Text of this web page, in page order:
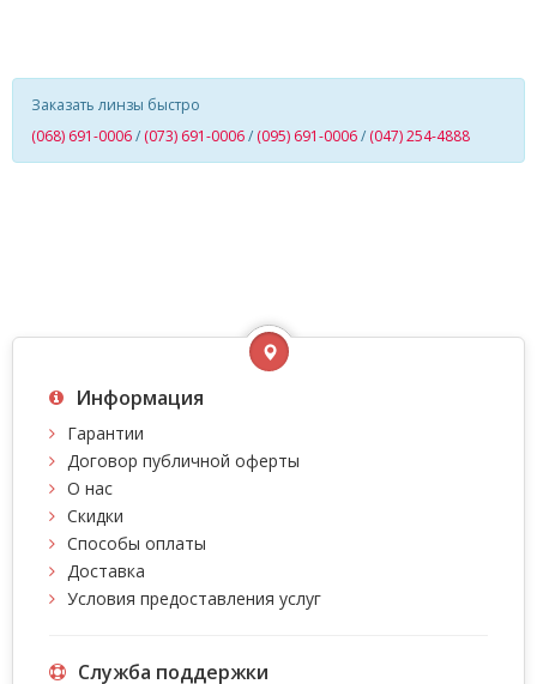
Заказать линзы быстро
(068) 691-0006/ (073) 691-0006/ (095) 691-0006/ (047) 254-4888
Информация
Гарантии
Договор публичной оферты
О нас
Скидки
Способы оплаты
Доставка
Условия предоставления услуг
Служба поддержки